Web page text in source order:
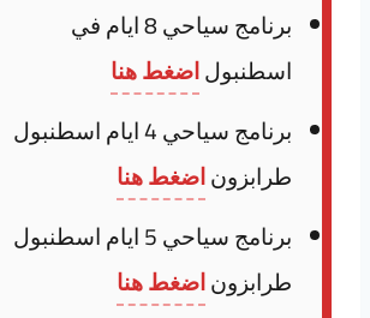
برنامج سياحي 8 ايام في
اسطنبولاضغط هنا
برنامج سياحي 4 ايام اسطنبول
طرابزوناضغط هنا
برنامج سياحي 5 ايام اسطنبول
طرابزوناضغط هنا